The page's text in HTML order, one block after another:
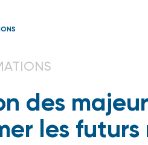
des
les